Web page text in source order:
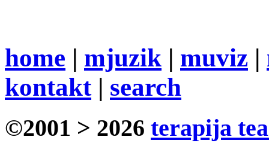
home | mjuzik | muviz |
kontakt| search
©2001 > 2026 terapija